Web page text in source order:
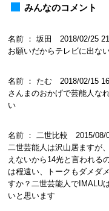
みんなのコメント
名前 ： 坂田 2018/02/25
お願いだからテレビに出な
名前 ： たむ 2018/02/15
さんまのおかげで芸能人な
い
名前 ： 二世比較 2015/08/
二世芸能人は沢山居ますが
えないから14光と言われる
は程遠い、トークもダメダ
すか？二世芸能人でIMALU
いと思います